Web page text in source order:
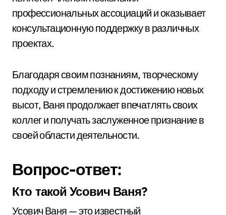
профессиональных ассоциаций и оказывает
консультационную поддержку в различных
проектах.
Благодаря своим познаниям, творческому
подходу и стремлению к достижению новых
высот, Ваня продолжает впечатлять своих
коллег и получать заслуженное признание в
своей области деятельности.
Вопрос-ответ:
Кто такой Усович Ваня?
Усович Ваня — это известный